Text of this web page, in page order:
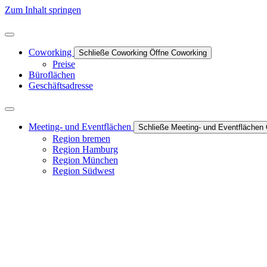
Zum Inhalt springen
Coworking Schließe Coworking Öffne Coworking
Preise
Büroflächen
Geschäftsadresse
Meeting- und Eventflächen Schließe Meeting- und Eventflächen
Region bremen
Region Hamburg
Region München
Region Südwest